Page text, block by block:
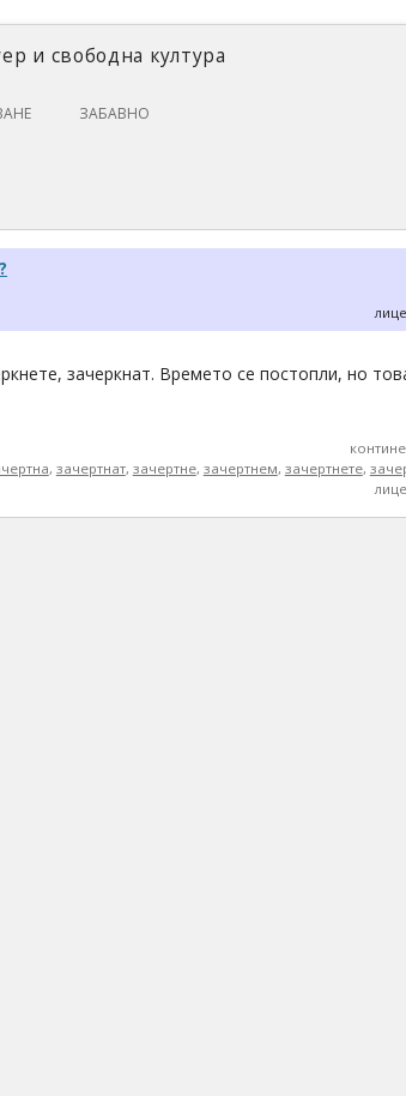
и свободна култура
Skip
to
ЗАБАВНО
зачеркнат. Времето се постопли, но
, зачертнат, зачертне, зачертнем, зачертнете,